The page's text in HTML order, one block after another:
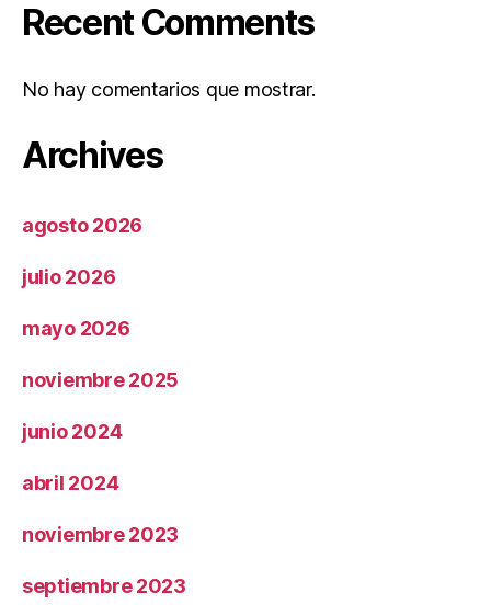
Recent Comments
No hay comentarios que mostrar.
Archives
agosto 2026
julio 2026
mayo 2026
noviembre 2025
junio 2024
abril 2024
noviembre 2023
septiembre 2023